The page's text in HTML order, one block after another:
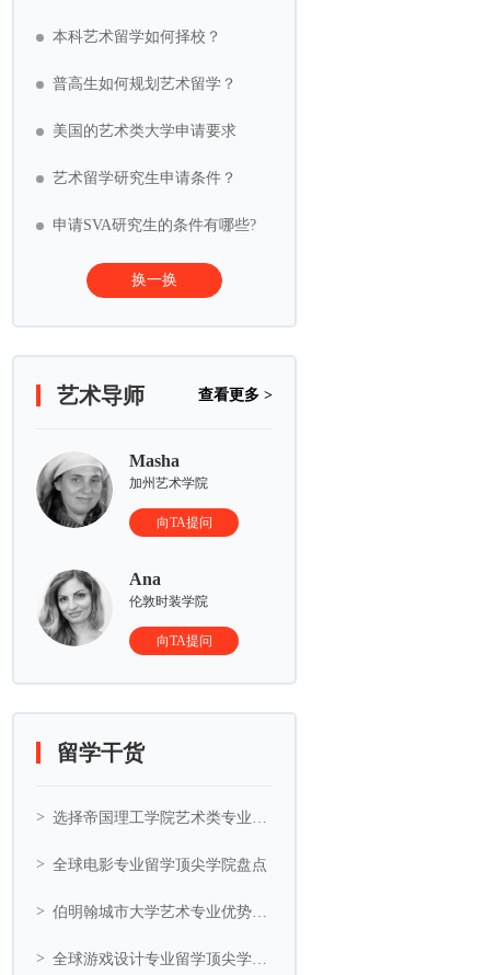
本科艺术留学如何择校？
普高生如何规划艺术留学？
美国的艺术类大学申请要求
艺术留学研究生申请条件？
申请SVA研究生的条件有哪些?
换一换
查看更多 >
艺术导师
Masha
加州艺术学院
向TA提问
Ana
伦敦时装学院
向TA提问
留学干货
选择帝国理工学院艺术类专业的5大理由
全球电影专业留学顶尖学院盘点
伯明翰城市大学艺术专业优势与艺术相关专业推荐
全球游戏设计专业留学顶尖学院盘点